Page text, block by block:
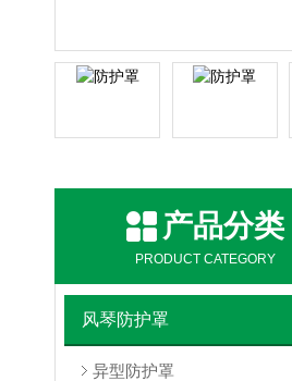
产品分类
PRODUCT CATEGORY
风琴防护罩
异型防护罩